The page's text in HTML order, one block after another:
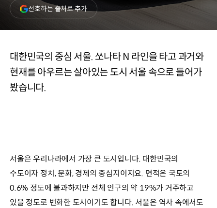
선호하는 출처로 추가(새
창
열림)
대한민국의 중심 서울. 쏘나타 N 라인을 타고 과거와
현재를 아우르는 살아있는 도시 서울 속으로 들어가
봤습니다.
서울은 우리나라에서 가장 큰 도시입니다. 대한민국의
수도이자 정치, 문화, 경제의 중심지이지요. 면적은 국토의
0.6% 정도에 불과하지만 전체 인구의 약 19%가 거주하고
있을 정도로 번화한 도시이기도 합니다. 서울은 역사 속에서도